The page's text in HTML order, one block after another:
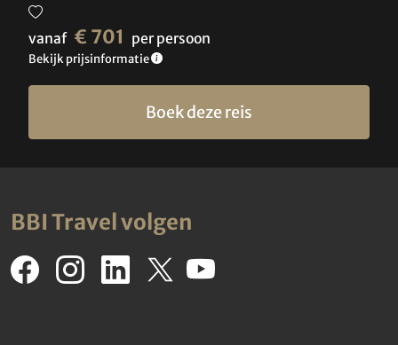
vanaf € 701 per persoon
Bekijk prijsinformatie
Boek deze reis
BBI Travel volgen